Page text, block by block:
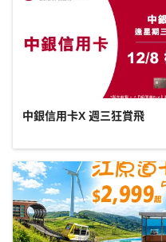
中銀信用卡X 週三狂賞飛